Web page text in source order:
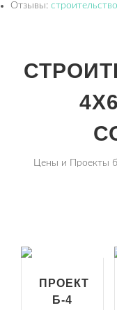
Отзывы:
Цены и Проекты
ПРОЕКТ
Б-4